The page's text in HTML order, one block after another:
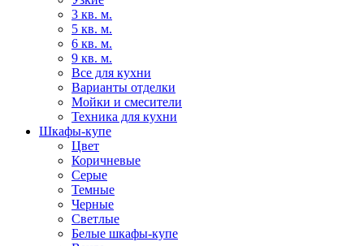
3 кв. м.
5 кв. м.
6 кв. м.
9 кв. м.
Все для кухни
Варианты отделки
Мойки и смесители
Техника для кухни
Шкафы-купе
Цвет
Коричневые
Серые
Темные
Черные
Светлые
Белые шкафы-купе